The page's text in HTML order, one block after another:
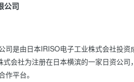
公司
司是由日本IRISO电子工业株式会社投
会社为注册在日本横滨的一家日资公
平台。